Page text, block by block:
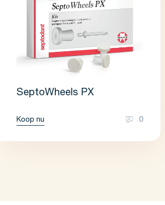
SeptoWheels PX
0
Koop nu